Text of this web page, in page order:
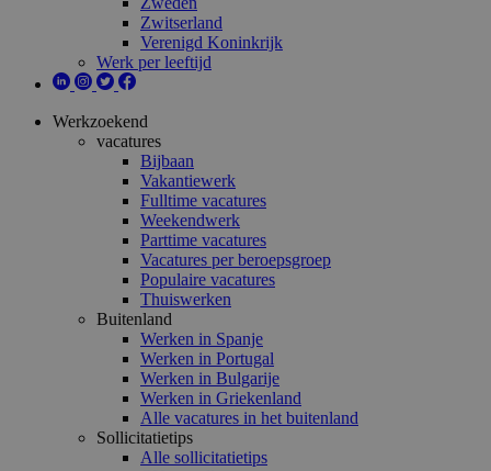
Zwitserland
Verenigd Koninkrijk
Werk per leeftijd
Werkzoekend
vacatures
Bijbaan
Vakantiewerk
Fulltime vacatures
Weekendwerk
Parttime vacatures
Vacatures per beroepsgroep
Populaire vacatures
Thuiswerken
Buitenland
Werken in Spanje
Werken in Portugal
Werken in Bulgarije
Werken in Griekenland
Alle vacatures in het buitenland
Sollicitatietips
Alle sollicitatietips